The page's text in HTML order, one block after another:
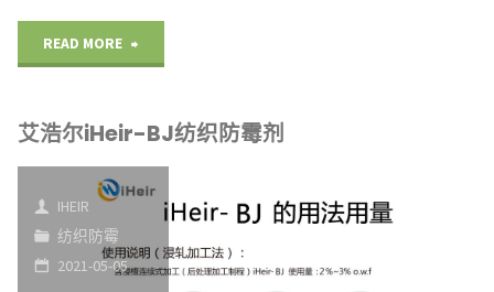
READ MORE
尔
iHeir-
胶
艾浩尔iHeir-BJ纺织防霉剂
IHEIR
纺织防霉
2021-05-05